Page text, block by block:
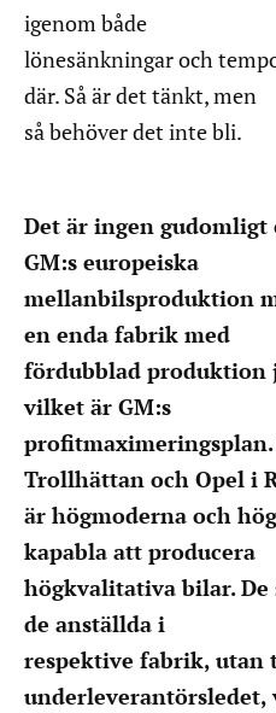
igenom både
lönesänkningar och
där. Så är det tänkt, men
så behöver det inte bli.
Det är ingen gudomligt
GM:s europeiska
mellanbilsproduktion
en enda fabrik med
fördubblad produktion
vilket är GM:s
profitmaximeringsplan.
Trollhättan och Opel i
är högmoderna och
kapabla att producera
högkvalitativa bilar. De
de anställda i
respektive fabrik, utan
underleverantörsledet,